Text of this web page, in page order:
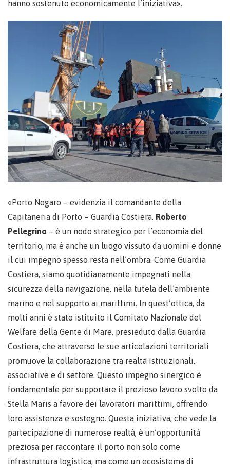
hanno sostenuto economicamente l’iniziativa».
«Porto Nogaro – evidenzia il comandante della
Capitaneria di Porto – Guardia Costiera, Roberto
Pellegrino – è un nodo strategico per l’economia del
territorio, ma è anche un luogo vissuto da uomini e donne
il cui impegno spesso resta nell’ombra. Come Guardia
Costiera, siamo quotidianamente impegnati nella
sicurezza della navigazione, nella tutela dell’ambiente
marino e nel supporto ai marittimi. In quest’ottica, da
molti anni è stato istituito il Comitato Nazionale del
Welfare della Gente di Mare, presieduto dalla Guardia
Costiera, che attraverso le sue articolazioni territoriali
promuove la collaborazione tra realtà istituzionali,
associative e di settore. Questo impegno sinergico è
fondamentale per supportare il prezioso lavoro svolto da
Stella Maris a favore dei lavoratori marittimi, offrendo
loro assistenza e sostegno. Questa iniziativa, che vede la
partecipazione di numerose realtà, è un’opportunità
preziosa per raccontare il porto non solo come
infrastruttura logistica, ma come un ecosistema di